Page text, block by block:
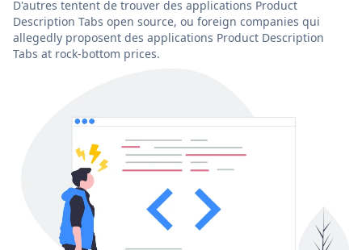
D'autres tentent de trouver des applications Product
Description Tabs open source, ou foreign companies qui
allegedly proposent des applications Product Description
Tabs at rock-bottom prices.